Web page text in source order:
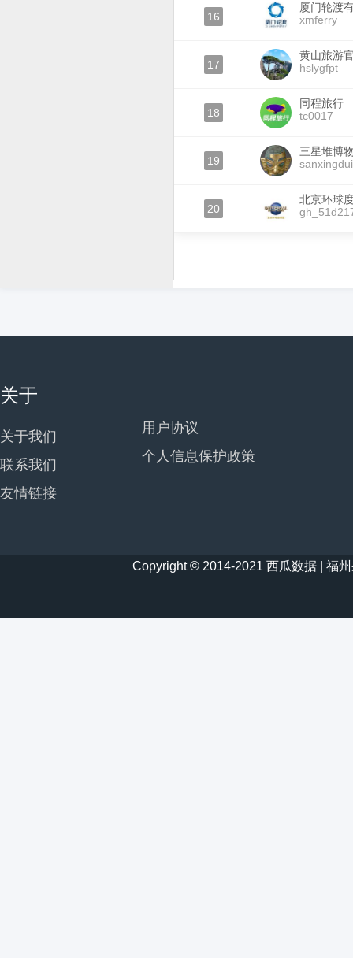
16
厦门轮渡
xmferry
17
黄山旅游
hslygfpt
18
同程旅行
tc0017
19
三星堆博
20
北京环球
关于
关于我们
联系我们
友情链接
用户协议
个人信息保护政策
Copyright © 2014-2021 西瓜数据 | 福